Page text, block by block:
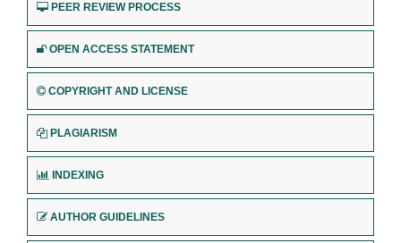
PEER REVIEW PROCESS
OPEN ACCESS STATEMENT
COPYRIGHT AND LICENSE
PLAGIARISM
INDEXING
AUTHOR GUIDELINES